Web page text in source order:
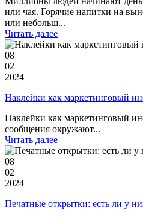
или чая. Горячие напитки на
или небольш...
Читать далее
08
02
2024
Наклейки как маркетинговый
Наклейки как маркетинговый
сообщения окружают...
Читать далее
08
02
2024
Печатные открытки: есть ли у